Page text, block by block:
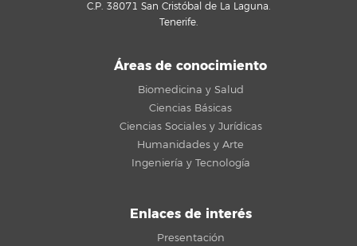
C.P. 38071 San Cristóbal de La Laguna.
Tenerife.
Áreas de conocimiento
Biomedicina y Salud
Ciencias Básicas
Ciencias Sociales y Jurídicas
Humanidades y Arte
Ingeniería y Tecnología
Enlaces de interés
Presentación